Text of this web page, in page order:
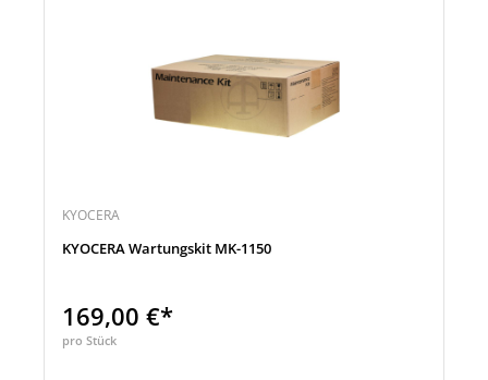
KYOCERA
KYOCERA Wartungskit MK-1150
169,00 €*
pro Stück